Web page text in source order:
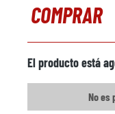
Comentarios
Horno de crisol
Fabricante
COMPRAR
El producto está
No es